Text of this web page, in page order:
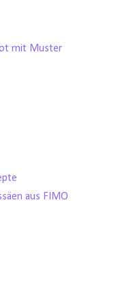
mit Muster
aus FIMO